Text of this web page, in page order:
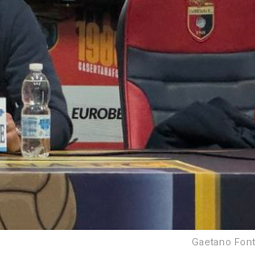
Gaetano